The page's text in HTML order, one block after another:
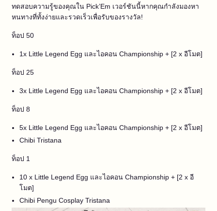
ทดสอบความรู้ของคุณใน Pick’Em เวอร์ชันนี้หากคุณกำลังมองหา
หนทางที่ทั้งง่ายและรวดเร็วเพื่อรับของรางวัล!
ท็อป 50
1x Little Legend Egg และไอคอน Championship + [2 x อีโมต]
ท็อป 25
3x Little Legend Egg และไอคอน Championship + [2 x อีโมต]
ท็อป 8
5x Little Legend Egg และไอคอน Championship + [2 x อีโมต]
Chibi Tristana
ท็อป 1
10 x Little Legend Egg และไอคอน Championship + [2 x อี
โมต]
Chibi Pengu Cosplay Tristana